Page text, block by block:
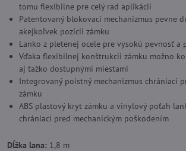
tomu flexibilne pre celý rad aplikácií
Patentovaný blokovací mechanizmus pevne
akejkoľvek pozícii zámku
Lanko z pletenej ocele pre vysokú pevnosť a
Vďaka flexibilnej konštrukcii zámku možno
aj ťažko dostupnými miestami
Integrovaný poistný mechanizmus chrániaci
zámku
ABS plastový kryt zámku a vinylový poťah
chrániaci pred mechanickým poškodením
Dĺžka lana: 1,8 m